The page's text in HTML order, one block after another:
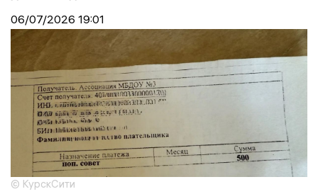
06/07/2026 19:01
© КурскСити